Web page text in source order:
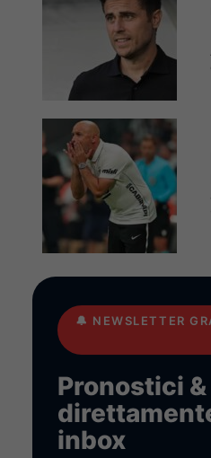
🔔 NEWSLETTER
Pronostici
inbox